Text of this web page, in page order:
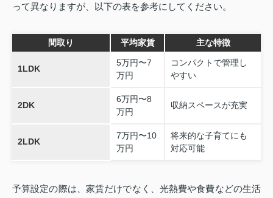
って異なりますが、以下の表を参考にしてください。
間取り 平均家賃 主な特徴
1LDK
5万円〜7
万円
コンパクトで管理し
やすい
2DK
6万円〜8
万円
収納スペースが充実
2LDK
7万円〜10
万円
将来的な子育てにも
対応可能
予算設定の際は、家賃だけでなく、光熱費や食費などの生活